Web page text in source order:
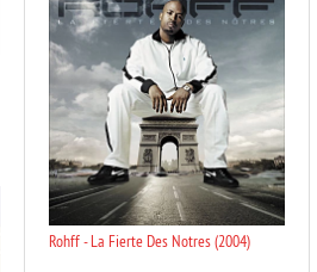
Rohff - La Fierte Des Notres (2004)